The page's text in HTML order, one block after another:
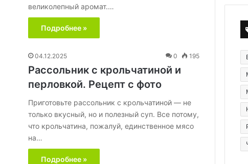
великолепный аромат.…
Подробнее »
04.12.2025 0 195
Рассольник с крольчатиной и
перловкой. Рецепт с фото
Приготовьте рассольник с крольчатиной — не
только вкусный, но и полезный суп. Все потому,
что крольчатина, пожалуй, единственное мясо
на…
Подробнее »